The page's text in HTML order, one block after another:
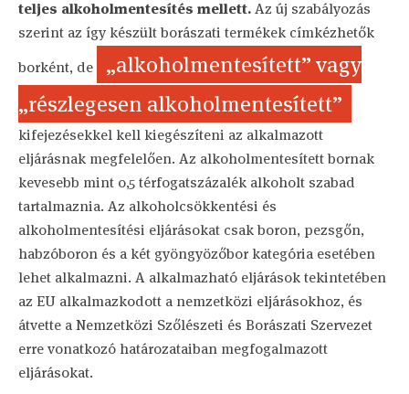
teljes alkoholmentesítés mellett.Az új szabályozás
szerint az így készült borászati termékek címkézhetők
borként, de
„alkoholmentesített” vagy
„részlegesen alkoholmentesített”
kifejezésekkel kell kiegészíteni az alkalmazott
eljárásnak megfelelően. Az alkoholmentesített bornak
kevesebb mint 0,5 térfogatszázalék alkoholt szabad
tartalmaznia. Az alkoholcsökkentési és
alkoholmentesítési eljárásokat csak boron, pezsgőn,
habzóboron és a két gyöngyözőbor kategória esetében
lehet alkalmazni. A alkalmazható eljárások tekintetében
az EU alkalmazkodott a nemzetközi eljárásokhoz, és
átvette a Nemzetközi Szőlészeti és Borászati Szervezet
erre vonatkozó határozataiban megfogalmazott
eljárásokat.